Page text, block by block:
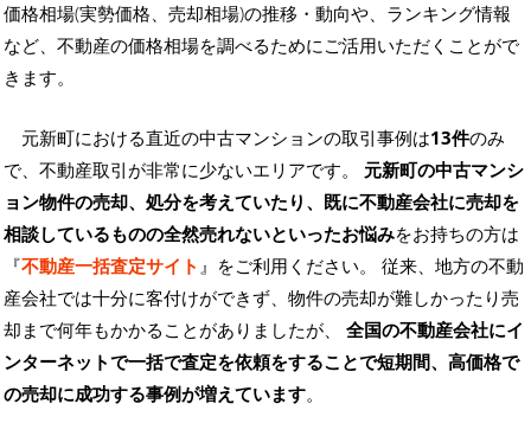
価格相場(実勢価格、売却相場)の推移・動向や、ランキング情報
など、不動産の価格相場を調べるためにご活用いただくことがで
きます。
元新町における直近の中古マンションの取引事例は13件のみ
で、不動産取引が非常に少ないエリアです。 元新町の中古マンシ
ョン物件の売却、処分を考えていたり、既に不動産会社に売却を
相談しているものの全然売れないといったお悩みをお持ちの方は
『不動産一括査定サイト 』をご利用ください。 従来、地方の不動
産会社では十分に客付けができず、物件の売却が難しかったり売
却まで何年もかかることがありましたが、 全国の不動産会社にイ
ンターネットで一括で査定を依頼をすることで短期間、高価格で
の売却に成功する事例が増えています。